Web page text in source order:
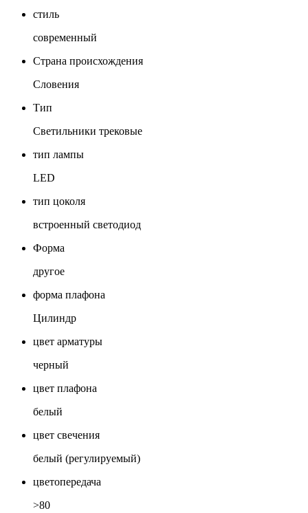
стиль
современный
Страна происхождения
Словения
Тип
Светильники трековые
тип лампы
LED
тип цоколя
встроенный светодиод
Форма
другое
форма плафона
Цилиндр
цвет арматуры
черный
цвет плафона
белый
цвет свечения
белый (регулируемый)
цветопередача
>80